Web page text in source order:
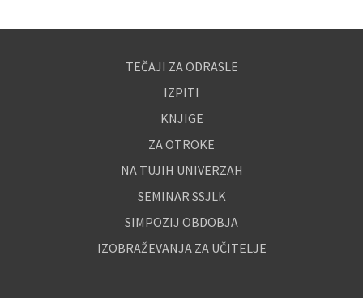
TEČAJI ZA ODRASLE
IZPITI
KNJIGE
ZA OTROKE
NA TUJIH UNIVERZAH
SEMINAR SSJLK
SIMPOZIJ OBDOBJA
IZOBRAŽEVANJA ZA UČITELJE